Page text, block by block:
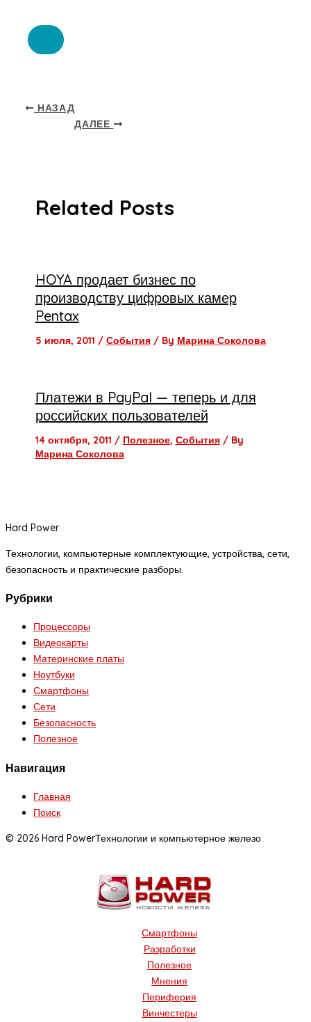
НАЗАД
ДАЛЕЕ
Related Posts
HOYA продает бизнес по
производству цифровых камер
Pentax
5 июля, 2011 / События/ By Марина Соколова
Платежи в PayPal — теперь и для
российских пользователей
14 октября, 2011 / Полезное, События/ By
Марина Соколова
Hard Power
Технологии, компьютерные комплектующие, устройства, сети,
безопасность и практические разборы.
Рубрики
Процессоры
Видеокарты
Материнские платы
Ноутбуки
Смартфоны
Сети
Безопасность
Полезное
Навигация
Главная
Поиск
© 2026 Hard PowerТехнологии и компьютерное железо
Смартфоны
Разработки
Полезное
Мнения
Периферия
Винчестеры